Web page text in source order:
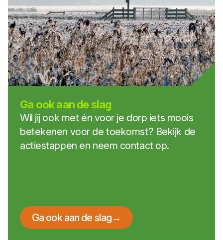
Ga ook aan de slag
Wil jij ook met én voor je dorp iets moois
betekenen voor de toekomst? Bekijk de
actiestappen en neem contact op.
Ga ook aan de slag→